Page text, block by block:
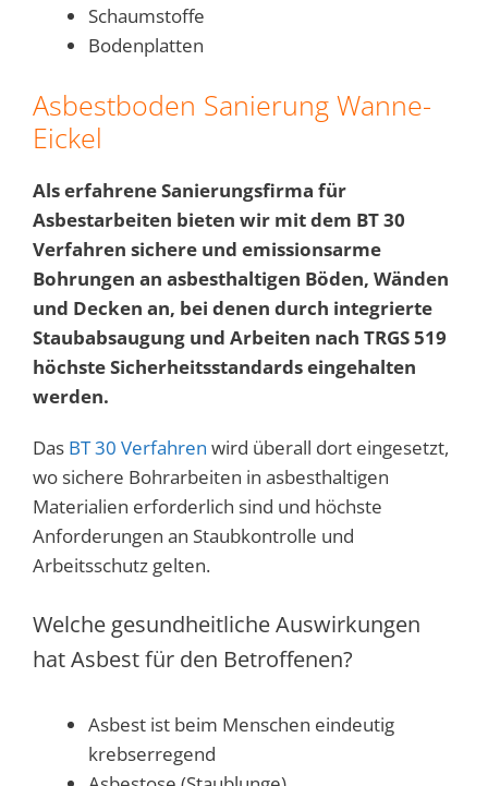
Schaumstoffe
Bodenplatten
Asbestboden Sanierung Wanne-
Eickel
Als erfahrene Sanierungsfirma für
Asbestarbeiten bieten wir mit dem BT 30
Verfahren sichere und emissionsarme
Bohrungen an asbesthaltigen Böden, Wänden
und Decken an, bei denen durch integrierte
Staubabsaugung und Arbeiten nach TRGS 519
höchste Sicherheitsstandards eingehalten
werden.
Das BT 30 Verfahren wird überall dort eingesetzt,
wo sichere Bohrarbeiten in asbesthaltigen
Materialien erforderlich sind und höchste
Anforderungen an Staubkontrolle und
Arbeitsschutz gelten.
Welche gesundheitliche Auswirkungen
hat Asbest für den Betroffenen?
Asbest ist beim Menschen eindeutig
krebserregend